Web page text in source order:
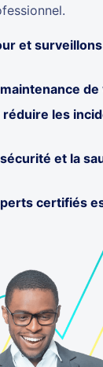
et
réduire les
et la
certifiés